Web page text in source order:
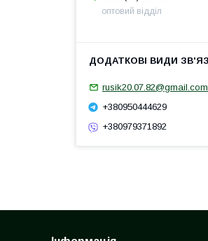
оптовий відділ
rusik20.07.82@gmail.com
+380950444629
+380979371892